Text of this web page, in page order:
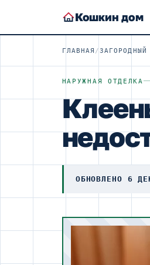
Кошкин дом
ГЛАВНАЯ /ЗАГОРОДНЫЙ
НАРУЖНАЯ ОТДЕЛКА
ОБНОВЛЕНО 6